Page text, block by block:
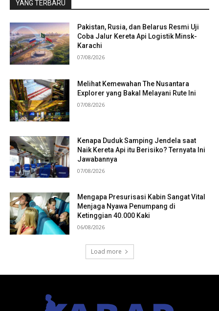
YANG TERBARU
Pakistan, Rusia, dan Belarus Resmi Uji
Coba Jalur Kereta Api Logistik Minsk-
Karachi
07/08/2026
Melihat Kemewahan The Nusantara
Explorer yang Bakal Melayani Rute Ini
07/08/2026
Kenapa Duduk Samping Jendela saat
Naik Kereta Api itu Berisiko? Ternyata Ini
Jawabannya
07/08/2026
Mengapa Presurisasi Kabin Sangat Vital
Menjaga Nyawa Penumpang di
Ketinggian 40.000 Kaki
06/08/2026
Load more